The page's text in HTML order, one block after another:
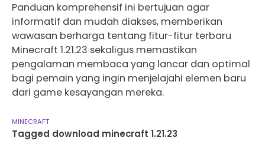
Panduan komprehensif ini bertujuan agar
informatif dan mudah diakses, memberikan
wawasan berharga tentang fitur-fitur terbaru
Minecraft 1.21.23 sekaligus memastikan
pengalaman membaca yang lancar dan optimal
bagi pemain yang ingin menjelajahi elemen baru
dari game kesayangan mereka.
MINECRAFT
Tagged download minecraft 1.21.23